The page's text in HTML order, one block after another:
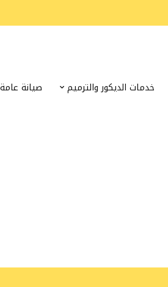
خدمات الديكور والترميم صيانة عامة